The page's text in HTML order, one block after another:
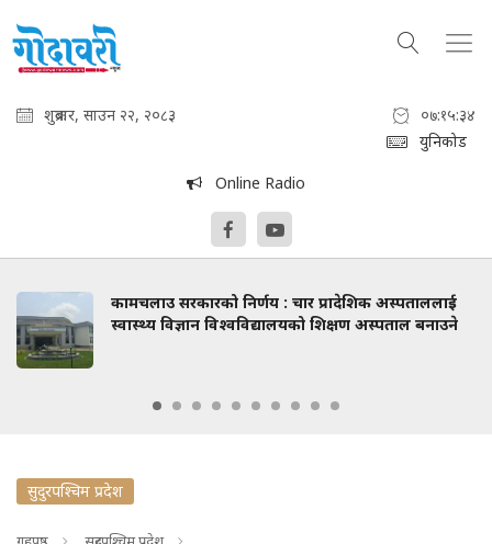
शुक्रबार, साउन २२, २०८३
०७:१५:३५
युनिकोड
Online Radio
कामचलाउ सरकारको निर्णय : चार प्रादेशिक अस्पताललाई
स्वास्थ्य विज्ञान विश्वविद्यालयको शिक्षण अस्पताल बनाउने
सुदुरपश्चिम प्रदेश